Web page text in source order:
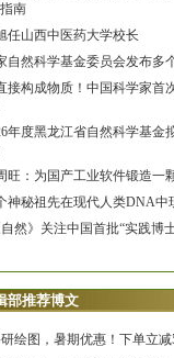
南
任山西中医药大学校长
自然科学基金委员会发布多
接构成物质！中国科学家首
年度黑龙江省自然科学基金
旺：为国产工业软件锻造一
神秘祖先在现代人类DNA中
自然》关注中国首批“实践博
部推荐博文
绘图，暑期优惠！下单立减